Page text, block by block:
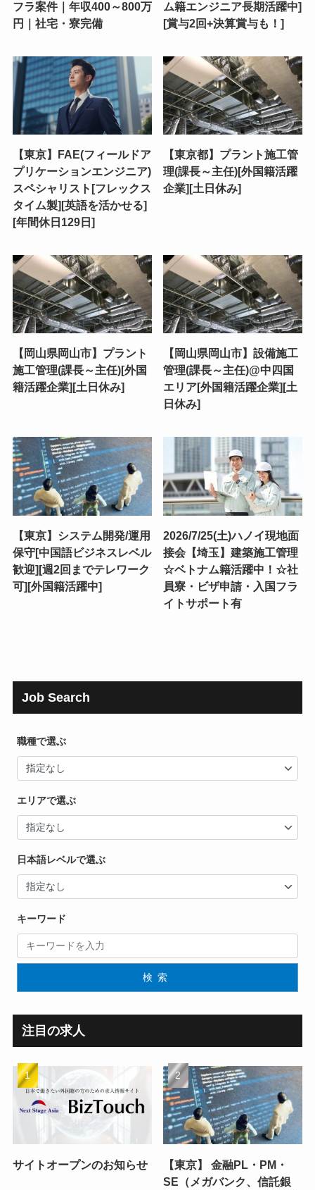
フラ案件｜年収400～800万
円｜社宅・寮完備
ム籍エンジニア長期活躍中]
[賞与2回+決算賞与も！]
【東京】FAE(フィールドア
プリケーションエンジニア)
スペシャリスト[フレックス
タイム製][英語を活かせる]
[年間休日129日]
【東京都】プラント施工管
理(課長～主任)[外国籍活躍
企業][土日休み]
【岡山県岡山市】プラント
施工管理(課長～主任)[外国
籍活躍企業][土日休み]
【岡山県岡山市】設備施工
管理(課長～主任)@中四国
エリア[外国籍活躍企業][土
日休み]
【東京】システム開発/運用
保守[中国語ビジネスレベル
歓迎][週2回までテレワーク
可][外国籍活躍中]
2026/7/25(土)ハノイ現地面
接会【埼玉】建築施工管理
☆ベトナム籍活躍中！☆社
員寮・ビザ申請・入国フラ
イトサポート有
Job Search
職種で選ぶ
エリアで選ぶ
日本語レベルで選ぶ
キーワード
検索
注目の求人
サイトオープンのお知らせ
【東京】 金融PL・PM・
SE（メガバンク、信託銀